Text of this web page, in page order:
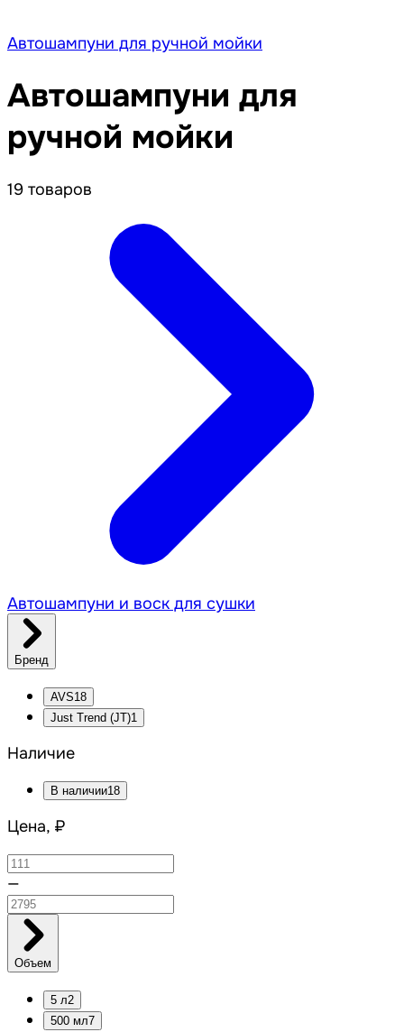
Автошампуни для ручной мойки
Автошампуни для
ручной мойки
19 товаров
Автошампуни и воск для сушки
Бренд
AVS18
Just Trend (JT)1
Наличие
В наличии18
Цена, ₽
—
Объем
5 л2
500 мл7